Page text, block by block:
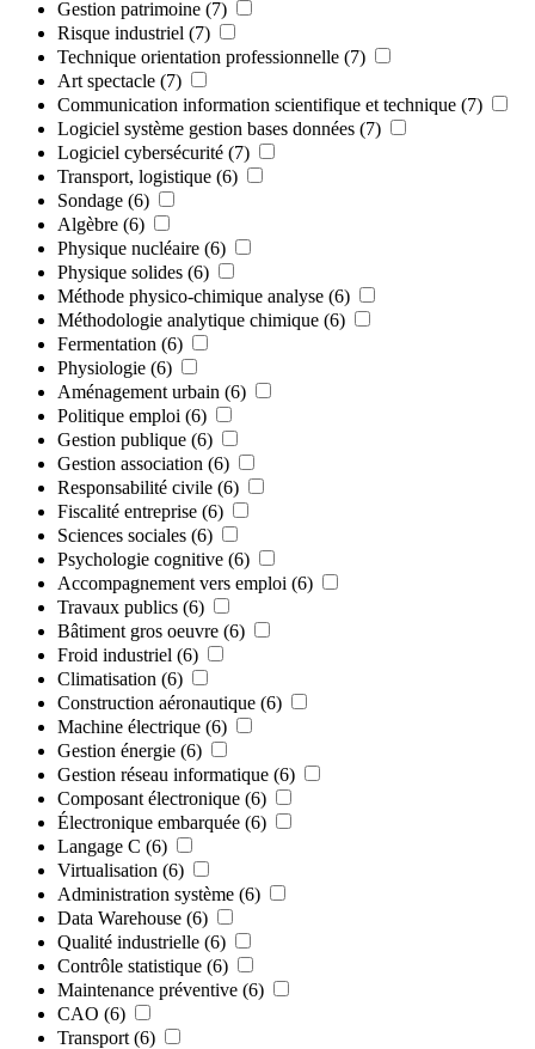
Gestion patrimoine (7)
Risque industriel (7)
Technique orientation professionnelle (7)
Art spectacle (7)
Communication information scientifique et technique (7)
Logiciel système gestion bases données (7)
Logiciel cybersécurité (7)
Transport, logistique (6)
Sondage (6)
Algèbre (6)
Physique nucléaire (6)
Physique solides (6)
Méthode physico-chimique analyse (6)
Méthodologie analytique chimique (6)
Fermentation (6)
Physiologie (6)
Aménagement urbain (6)
Politique emploi (6)
Gestion publique (6)
Gestion association (6)
Responsabilité civile (6)
Fiscalité entreprise (6)
Sciences sociales (6)
Psychologie cognitive (6)
Accompagnement vers emploi (6)
Travaux publics (6)
Bâtiment gros oeuvre (6)
Froid industriel (6)
Climatisation (6)
Construction aéronautique (6)
Machine électrique (6)
Gestion énergie (6)
Gestion réseau informatique (6)
Composant électronique (6)
Électronique embarquée (6)
Langage C (6)
Virtualisation (6)
Administration système (6)
Data Warehouse (6)
Qualité industrielle (6)
Contrôle statistique (6)
Maintenance préventive (6)
CAO (6)
Transport (6)